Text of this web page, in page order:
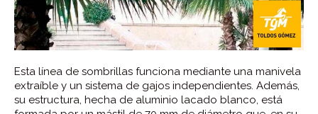
Esta línea de sombrillas funciona mediante una manivela
extraíble y un sistema de gajos independientes. Además,
su estructura, hecha de aluminio lacado blanco, está